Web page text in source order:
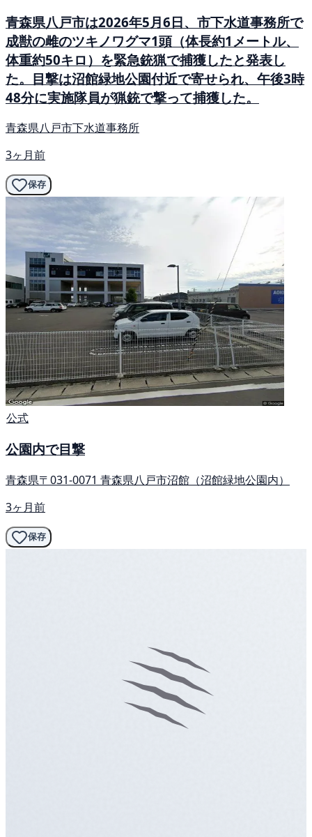
青森県八戸市は2026年5月6日、市下水道事務所で
成獣の雌のツキノワグマ1頭（体長約1メートル、
体重約50キロ）を緊急銃猟で捕獲したと発表し
た。目撃は沼館緑地公園付近で寄せられ、午後3時
48分に実施隊員が猟銃で撃って捕獲した。
青森県八戸市下水道事務所
3ヶ月前
保存
公式
公園内で目撃
青森県〒031-0071 青森県八戸市沼館（沼館緑地公園内）
3ヶ月前
保存